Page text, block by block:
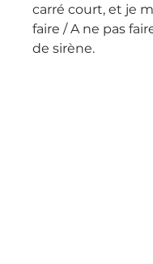
carré court, et je
faire / A ne pas
de sirène.